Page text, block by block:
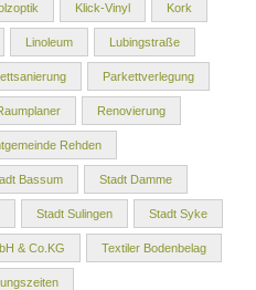
Klick-Vinyl Kork
Linoleum Lubingstraße
Parkettverlegung
Renovierung
Rehden
Bassum Stadt Damme
Stadt Sulingen Stadt Syke
& Co.KG Textiler Bodenbelag